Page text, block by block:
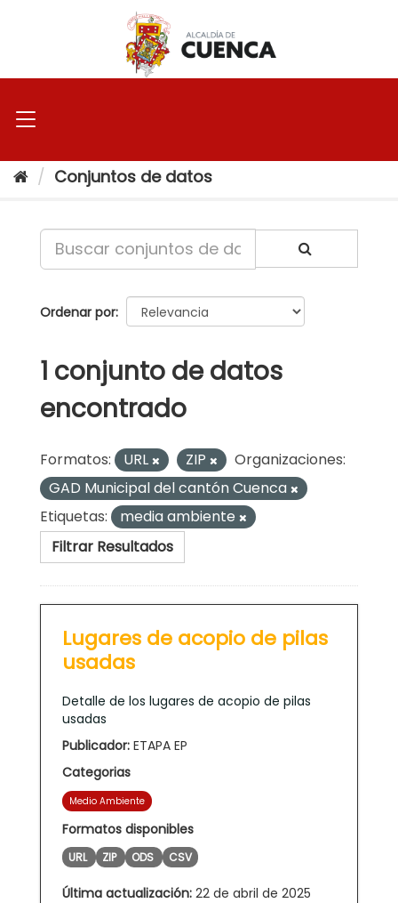
Conjuntos de datos
Ordenar por
1 conjunto de datos
encontrado
Formatos: URL ZIP
Organizaciones:
GAD Municipal del cantón Cuenca
Etiquetas:
media ambiente
Filtrar Resultados
Lugares de acopio de pilas
usadas
Detalle de los lugares de acopio de pilas
usadas
Publicador: ETAPA EP
Categorias
Medio Ambiente
Formatos disponibles
URL ZIP ODS CSV
Última actualización: 22 de abril de 2025